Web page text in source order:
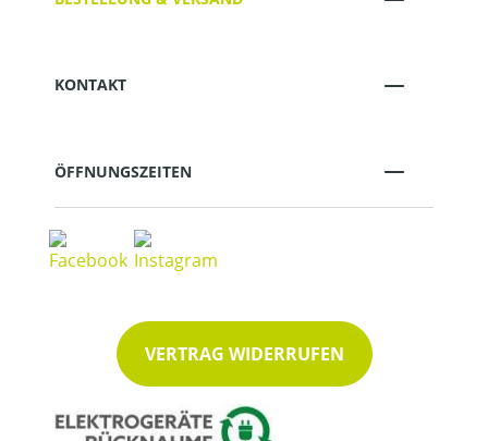
KONTAKT
ÖFFNUNGSZEITEN
VERTRAG WIDERRUFEN